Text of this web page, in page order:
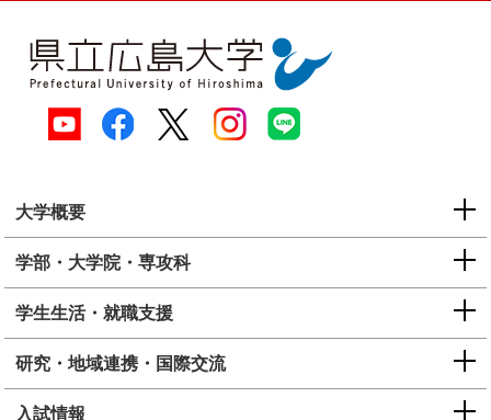
大学概要
学部・大学院・専攻科
学生生活・就職支援
研究・地域連携・国際交流
入試情報